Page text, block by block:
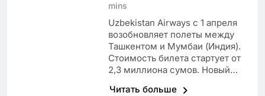
mins
Uzbekistan Airways с 1 апреля
возобновляет полеты между
Ташкентом и Мумбаи (Индия).
Стоимость билета стартует от
2,3 миллиона сумов. Новый…
Читать больше